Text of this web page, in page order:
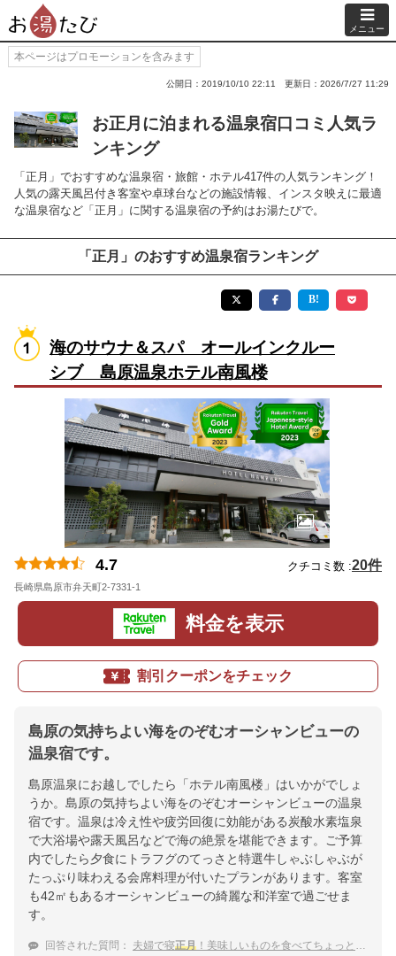
メニュー
本ページはプロモーションを含みます
公開日：2019/10/10 22:11 更新日：2026/7/27 11:29
お正月に泊まれる温泉宿口コミ人気ラ
ンキング
「正月」でおすすめな温泉宿・旅館・ホテル417件の人気ランキング！
人気の露天風呂付き客室や卓球台などの施設情報、インスタ映えに最適
な温泉宿など「正月」に関する温泉宿の予約はお湯たびで。
「正月」のおすすめ温泉宿ランキング
海のサウナ＆スパ オールインクルー
シブ 島原温泉ホテル南風楼
4.7 クチコミ数 :20件
長崎県島原市弁天町2-7331-1
料金を表示
割引クーポンをチェック
島原の気持ちよい海をのぞむオーシャンビューの
温泉宿です。
島原温泉にお越しでしたら「ホテル南風楼」はいかがでしょ
うか。島原の気持ちよい海をのぞむオーシャンビューの温泉
宿です。温泉は冷え性や疲労回復に効能がある炭酸水素塩泉
で大浴場や露天風呂などで海の絶景を堪能できます。ご予算
内でしたら夕食にトラフグのてっさと特選牛しゃぶしゃぶが
たっぷり味わえる会席料理が付いたプランがあります。客室
も42㎡もあるオーシャンビューの綺麗な和洋室で過ごせま
す。
回答された質問： 夫婦で寝正月 ！美味しいものを食べてちょっと贅沢な島原温泉の宿